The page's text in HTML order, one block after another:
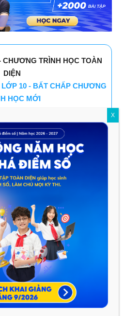
CHƯƠNG TRÌNH HỌC TOÀN
DIỆN
10 - BẤT CHẤP CHƯƠNG
HỌC MỚI
TỰ HỌC - TƯ DUY GIẢI
HỌC - PHÙ HỢP MỌI NHU
TIẾNG ĐỒNG HÀNH PHÁT
THỨC & KỸ NĂNG
HÀNH TRONG SUỐT QUÁ
Giảm đến 45%!Áp dụng cho PHHS
ĐĂNG KÝ NGAY
X